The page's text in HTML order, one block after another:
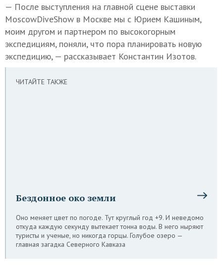
— После выступления на главной сцене выставки
MoscowDiveShow в Москве мы с Юрием Кашиным,
моим другом и партнером по высокогорным
экспедициям, поняли, что пора планировать новую
экспедицию, — рассказывает Константин Изотов.
ЧИТАЙТЕ ТАКЖЕ
Бездонное око земли
Оно меняет цвет по погоде. Тут круглый год +9. И неведомо
откуда каждую секунду вытекает тонна воды. В него ныряют
туристы и ученые, но никогда горцы. Голубое озеро —
главная загадка Северного Кавказа